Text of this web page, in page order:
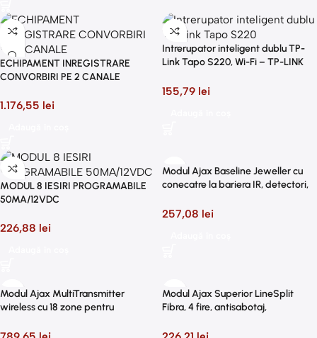
ECHIPAMENT INREGISTRARE
CONVORBIRI PE 2 CANALE
1.176,55 lei
Intrerupator inteligent dublu TP-
Link Tapo S220, Wi-Fi – TP-LINK
155,79 lei
MODUL 8 IESIRI PROGRAMABILE
50MA/12VDC
226,88 lei
Modul Ajax Baseline Jeweller cu
conecatre la bariera IR, detectori,
dispozitiv NC/NO.
257,08 lei
Modul Ajax MultiTransmitter
wireless cu 18 zone pentru
negru
Modul Ajax Superior LineSplit
Fibra, 4 fire, antisabotaj,